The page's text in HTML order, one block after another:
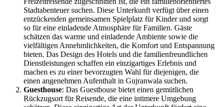
Stadtabenteuer suchen. Diese Unterkunft verfügt über einen
entzückenden gemeinsamen Spielplatz für Kinder und sorgt
so für eine einladende Atmosphäre für Familien. Gäste
schätzen das warme und einladende Ambiente sowie die
vielfältigen Annehmlichkeiten, die Komfort und Entspannung
bieten. Das Design des Hotels und die familienfreundlichen
Dienstleistungen schaffen ein einzigartiges Erlebnis und
machen es zu einer bevorzugten Wahl für diejenigen, die
einen angenehmen Aufenthalt in Gujranwala suchen.
Guesthouse: Das Guesthouse bietet einen gemütlichen
Rückzugsort für Reisende, die eine intimere Umgebung